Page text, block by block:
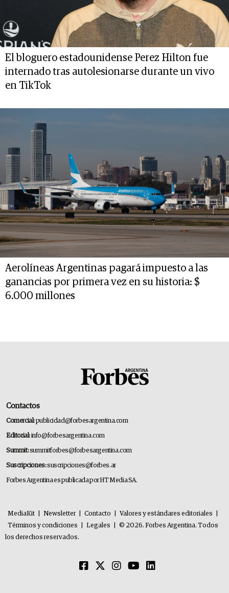
El bloguero estadounidense Perez Hilton fue
internado tras autolesionarse durante un vivo
en TikTok
Aerolíneas Argentinas pagará impuesto a las
ganancias por primera vez en su historia: $
6.000 millones
Contactos
Comercial:publicidad@forbesargentina.com
Editorial:info@forbesargentina.com
Summit:summitforbes@forbesargentina.com
Suscripciones:suscripciones@forbes.ar
Forbes Argentina es publicada por HT Media SA.
MediaKit Newsletter Contacto Valores y estándares editoriales
Términos y condiciones
Legales
© 2026. Forbes Argentina. Todos
los derechos reservados.